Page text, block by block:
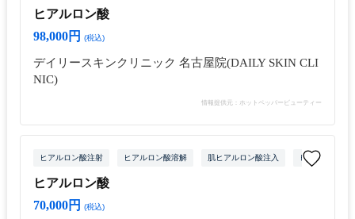
ヒアルロン酸
98,000円
(税込)
デイリースキンクリニック 名古屋院(DAILY SKIN CLI
NIC)
情報提供元：ホットペッパービューティー
ヒアルロン酸注射 ヒアルロン酸溶解 肌ヒアルロン酸注入 ヒアルロン酸
ヒアルロン酸
70,000円
(税込)